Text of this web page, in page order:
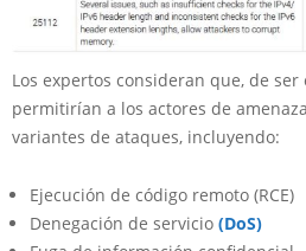
Los expertos consideran que, de
permitirían a los actores de
variantes de ataques, incluyendo:
Ejecución de código remoto (RCE)
Denegación de servicio (DoS)